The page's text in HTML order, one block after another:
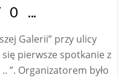
O …
Galerii” przy ulicy
pierwsze spotkanie z
”. Organizatorem było